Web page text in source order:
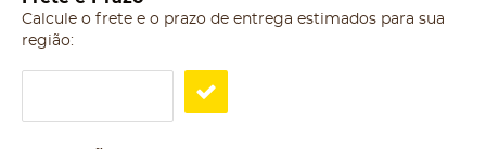
Calcule o frete e o prazo de entrega estimados para sua
região: